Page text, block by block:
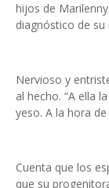
hijos de
diagnóstico de su
Nervioso y
al hecho. “A ella
yeso. A la hora
Cuenta que los
que su